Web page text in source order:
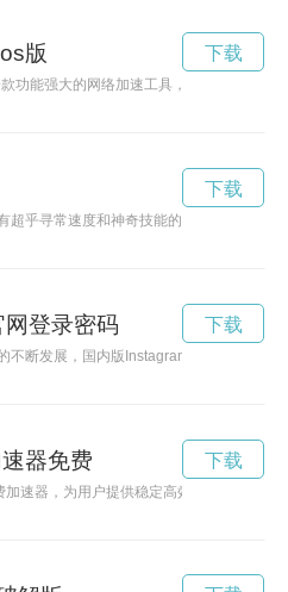
版
功能强大的网络加速工具，可以帮助用户
下载
超乎寻常速度和神奇技能的宠物，让人们无
下载
登录密码
不断发展，国内版Instagram也成为了大家
下载
器免费
加速器，为用户提供稳定高效的网络加速服
下载